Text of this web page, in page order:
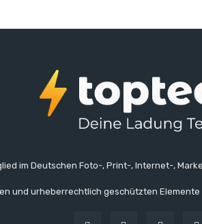
im Deutschen Foto-, Print-, Internet-,
und urheberrechtlich geschützten